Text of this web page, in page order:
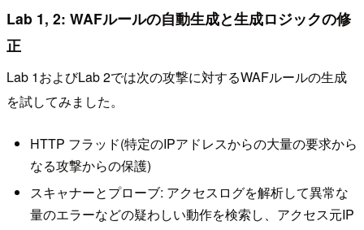
Lab 1, 2: WAFルールの自動生成と生成ロジックの修
正
Lab 1およびLab 2では次の攻撃に対するWAFルールの生成
を試してみました。
HTTP フラッド(特定のIPアドレスからの大量の要求から
なる攻撃からの保護)
スキャナーとプローブ: アクセスログを解析して異常な
量のエラーなどの疑わしい動作を検索し、アクセス元IP